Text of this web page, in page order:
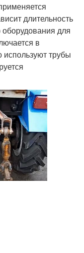
длительность
оборудования для
в
используют трубы